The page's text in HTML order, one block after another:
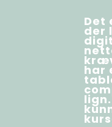
Det
der
har